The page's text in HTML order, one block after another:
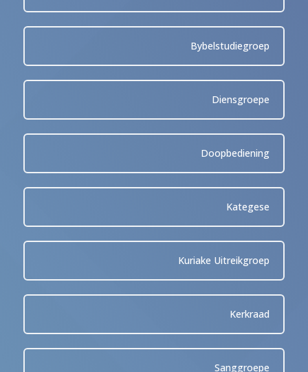
Bybelstudiegroep
Diensgroepe
Doopbediening
Kategese
Kuriake Uitreikgroep
Kerkraad
Sanggroepe